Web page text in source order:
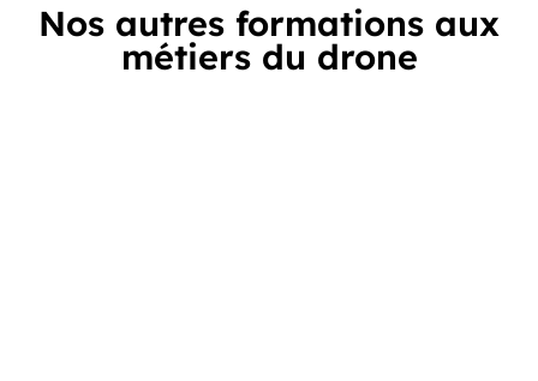
Nos autres formations aux
métiers du drone